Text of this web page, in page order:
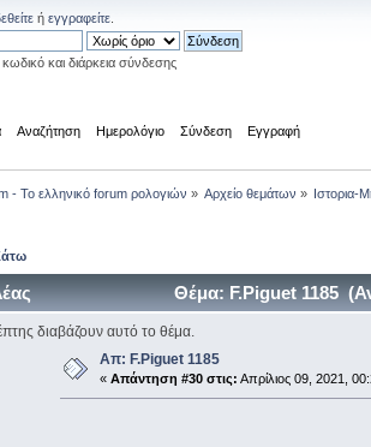
ή εγγραφείτε.
και διάρκεια σύνδεσης
Αναζήτηση Ημερολόγιο Σύνδεση Εγγραφή
- Το ελληνικό forum ρολογιών » Αρχείο θεμάτων » Ιστορια-
Θέμα: F.Piguet 1185
διαβάζουν αυτό το θέμα.
Απ: F.Piguet 1185
« Απάντηση #30 στις: Απρίλιος 09, 2021,